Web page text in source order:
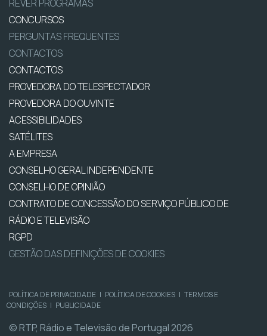
REVER PROGRAMAS
CONCURSOS
PERGUNTAS FREQUENTES
CONTACTOS
CONTACTOS
PROVEDORA DO TELESPECTADOR
PROVEDORA DO OUVINTE
ACESSIBILIDADES
SATÉLITES
A EMPRESA
CONSELHO GERAL INDEPENDENTE
CONSELHO DE OPINIÃO
CONTRATO DE CONCESSÃO DO SERVIÇO PÚBLICO DE
RÁDIO E TELEVISÃO
RGPD
GESTÃO DAS DEFINIÇÕES DE COOKIES
POLÍTICA DE PRIVACIDADE | POLÍTICA DE COOKIES | TERMOS E
CONDIÇÕES | PUBLICIDADE
© RTP, Rádio e Televisão de Portugal 2026